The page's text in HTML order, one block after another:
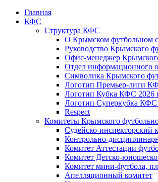
Главная
КФС
Структура КФС
О Крымском футбольном
Руководство Крымского
Офис-менеджер
Отдел информационного
Символика Крымского
Логотип Премьер-лиги
Логотип Кубка КФС 2026
Логотип Суперкубка КФС
Respect
Комитеты Крымского
Судейско-инспекторский
Контрольно-
Комитет Аттестации
Комитет Детско-
Комитет мини-футбола,
Апелляционный комитет